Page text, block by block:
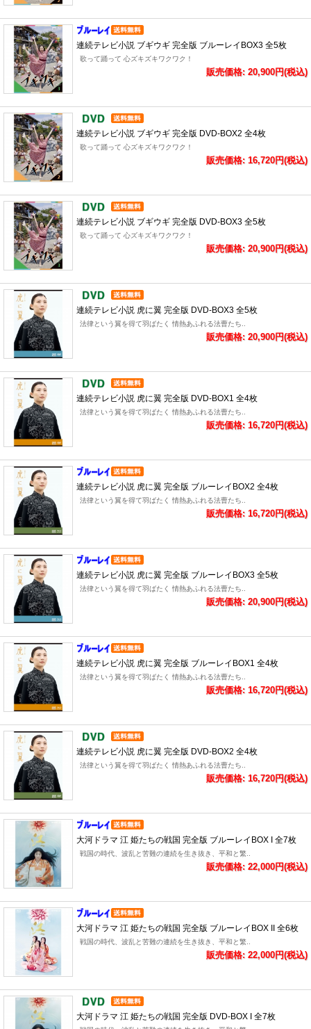
連続テレビ小説 ブギウギ 完全版 ブルーレイBOX3 全5枚
歌って踊って 心ズキズキワクワク！
販売価格: 20,900円(税込)
連続テレビ小説 ブギウギ 完全版 DVD-BOX2 全4枚
歌って踊って 心ズキズキワクワク！
販売価格: 16,720円(税込)
連続テレビ小説 ブギウギ 完全版 DVD-BOX3 全5枚
歌って踊って 心ズキズキワクワク！
販売価格: 20,900円(税込)
連続テレビ小説 虎に翼 完全版 DVD-BOX3 全5枚
法律という翼を得て羽ばたく 情熱あふれる法曹たち..
販売価格: 20,900円(税込)
連続テレビ小説 虎に翼 完全版 DVD-BOX1 全4枚
法律という翼を得て羽ばたく 情熱あふれる法曹たち..
販売価格: 16,720円(税込)
連続テレビ小説 虎に翼 完全版 ブルーレイBOX2 全4枚
法律という翼を得て羽ばたく 情熱あふれる法曹たち..
販売価格: 16,720円(税込)
連続テレビ小説 虎に翼 完全版 ブルーレイBOX3 全5枚
法律という翼を得て羽ばたく 情熱あふれる法曹たち..
販売価格: 20,900円(税込)
連続テレビ小説 虎に翼 完全版 ブルーレイBOX1 全4枚
法律という翼を得て羽ばたく 情熱あふれる法曹たち..
販売価格: 16,720円(税込)
連続テレビ小説 虎に翼 完全版 DVD-BOX2 全4枚
法律という翼を得て羽ばたく 情熱あふれる法曹たち..
販売価格: 16,720円(税込)
大河ドラマ 江 姫たちの戦国 完全版 ブルーレイBOX I 全7枚
戦国の時代、波乱と苦難の連続を生き抜き、平和と繁..
販売価格: 22,000円(税込)
大河ドラマ 江 姫たちの戦国 完全版 ブルーレイBOX II 全6枚
戦国の時代、波乱と苦難の連続を生き抜き、平和と繁..
販売価格: 22,000円(税込)
大河ドラマ 江 姫たちの戦国 完全版 DVD-BOX I 全7枚